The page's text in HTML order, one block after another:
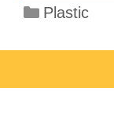
Plastic